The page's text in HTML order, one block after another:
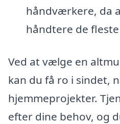
håndværkere, da
håndtere de
Ved at vælge en
kan du få ro i sindet,
hjemmeprojekter.
efter dine behov, og